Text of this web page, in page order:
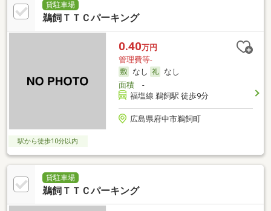
貸駐車場
鵜飼ＴＴＣパーキング
0.40万円
管理費等-
なし
なし
面積-
福塩線 鵜飼駅 徒歩9分
広島県府中市鵜飼町
駅から徒歩10分以内
貸駐車場
鵜飼ＴＴＣパーキング